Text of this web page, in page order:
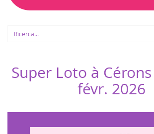
Super Loto à
févr. 2026